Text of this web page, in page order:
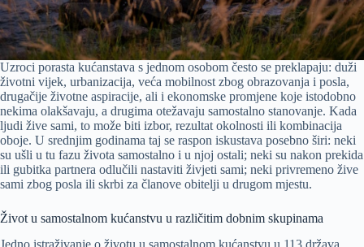
Uzroci porasta kućanstava s jednom osobom često se preklapaju: duži
životni vijek, urbanizacija, veća mobilnost zbog obrazovanja i posla,
drugačije životne aspiracije, ali i ekonomske promjene koje istodobno
nekima olakšavaju, a drugima otežavaju samostalno stanovanje. Kada
ljudi žive sami, to može biti izbor, rezultat okolnosti ili kombinacija
oboje. U srednjim godinama taj se raspon iskustava posebno širi: neki
su ušli u tu fazu života samostalno i u njoj ostali; neki su nakon prekida
ili gubitka partnera odlučili nastaviti živjeti sami; neki privremeno žive
sami zbog posla ili skrbi za članove obitelji u drugom mjestu.
Život u samostalnom kućanstvu u različitim dobnim skupinama